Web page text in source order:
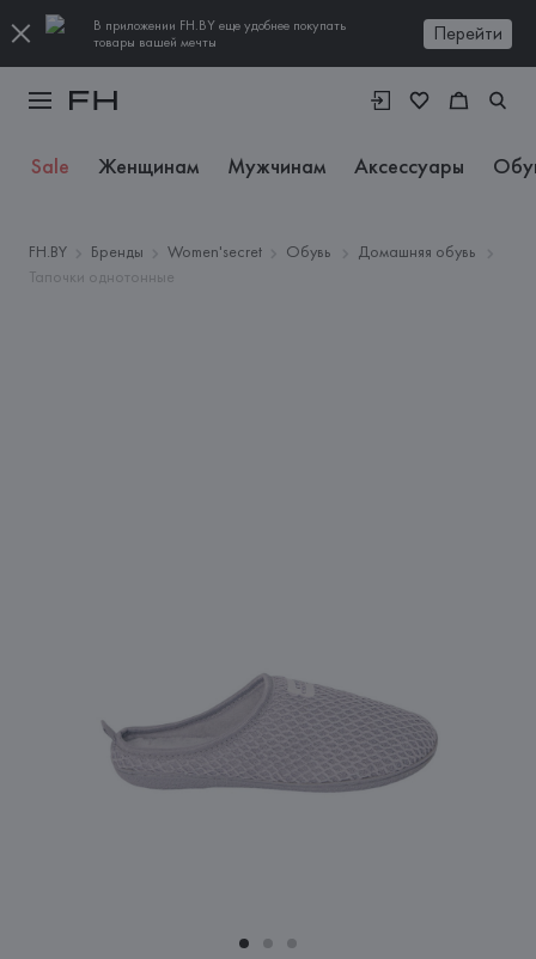
В приложении FH.BY еще удобнее покупать
товары вашей мечты
Перейти
Sale Женщинам Мужчинам Аксессуары
FH.BY Бренды Women'secret Обувь
Домашняя обувь
Тапочки однотонные